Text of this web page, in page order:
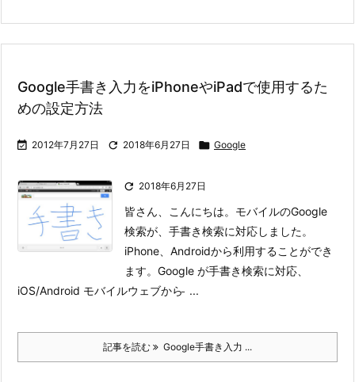
Google手書き入力をiPhoneやiPadで使用するた
めの設定方法
 2012年7月27日  2018年6月27日  Google
 2018年6月27日
皆さん、こんにちは。モバイルのGoogle
検索が、手書き検索に対応しました。
iPhone、Androidから利用することができ
ます。Google が手書き検索に対応、
iOS/Android モバイルウェブから ̵ ...
記事を読む Google手書き入力 ...